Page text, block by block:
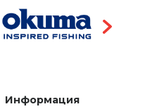
Информация